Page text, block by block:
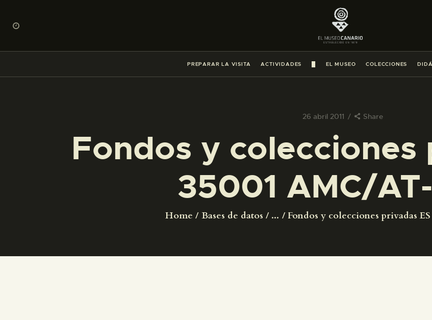
PREPARAR LA VISITA ACTIVIDADES EL MUSEO COLECCIONES
26 abril 2011 Share
Fondos y colecciones
35001 AMC/
Home Bases de datos ... Fondos y colecciones privadas
PREPARAR LA VISITA
ACTIVIDADES
█
COLECCIONES
DIDÁCTICA
ESPAÑOL